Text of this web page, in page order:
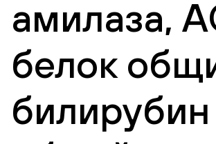
амилаза,
белок
билирубин